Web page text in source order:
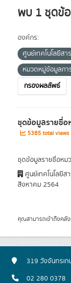
พบ 1 ชุดข้
องค์กร:
ศูนย์เทคโนโลยีส
หมวดหมู่ข้อมูลกา
กรองผลลัพธ์
ชุดข้อมูลรายชื่อ
5385 total views
ชุดข้อมูลรายชื่อหม
ศูนย์เทคโนโลยีส
สิงหาคม 2564
คุณสามารถเข้าถึงคลั
319 วังจันทรเ
02 280 0378